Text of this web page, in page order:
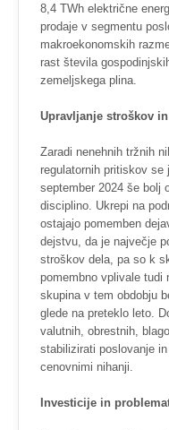
8,4 TWh električne
prodaje v segmentu
makroekonomskih
rast števila
zemeljskega plina.
Upravljanje stroškov
Zaradi nenehnih tržnih
regulatornih pritiskov se
september 2024 še bolj
disciplino. Ukrepi na
ostajajo pomemben
dejstvu, da je največje
stroškov dela, pa so k
pomembno vplivale tudi
skupina v tem obdobju
glede na preteklo leto.
valutnih, obrestnih,
stabilizirati poslovanje
cenovnimi nihanji.
Investicije in